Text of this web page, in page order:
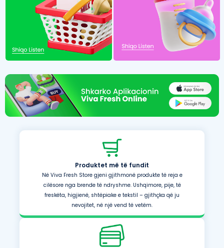
Produktet më të fundit
Në Viva Fresh Store gjeni gjithmonë produkte të reja e
cilësore nga brende të ndryshme. Ushqimore, pije, të
freskëta, higjienë, shtëpiake e tekstil – gjithçka që ju
nevojitet, në një vend të vetëm.